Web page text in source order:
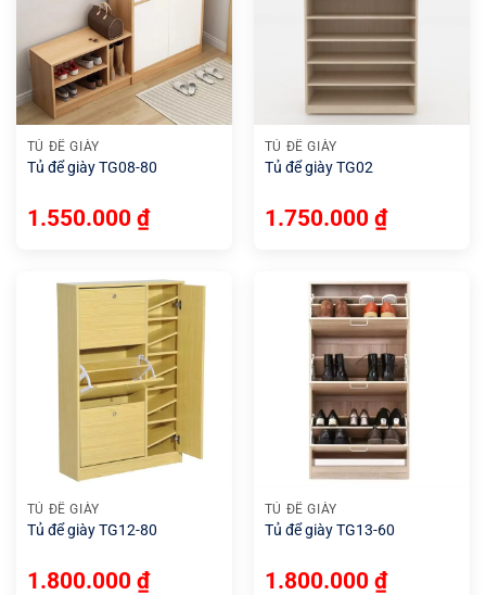
TỦ ĐỂ GIÀY
Tủ để giày TG08-80
1.550.000 ₫
TỦ ĐỂ GIÀY
Tủ để giày TG02
1.750.000 ₫
TỦ ĐỂ GIÀY
Tủ để giày TG12-80
1.800.000 ₫
TỦ ĐỂ GIÀY
Tủ để giày TG13-60
1.800.000 ₫